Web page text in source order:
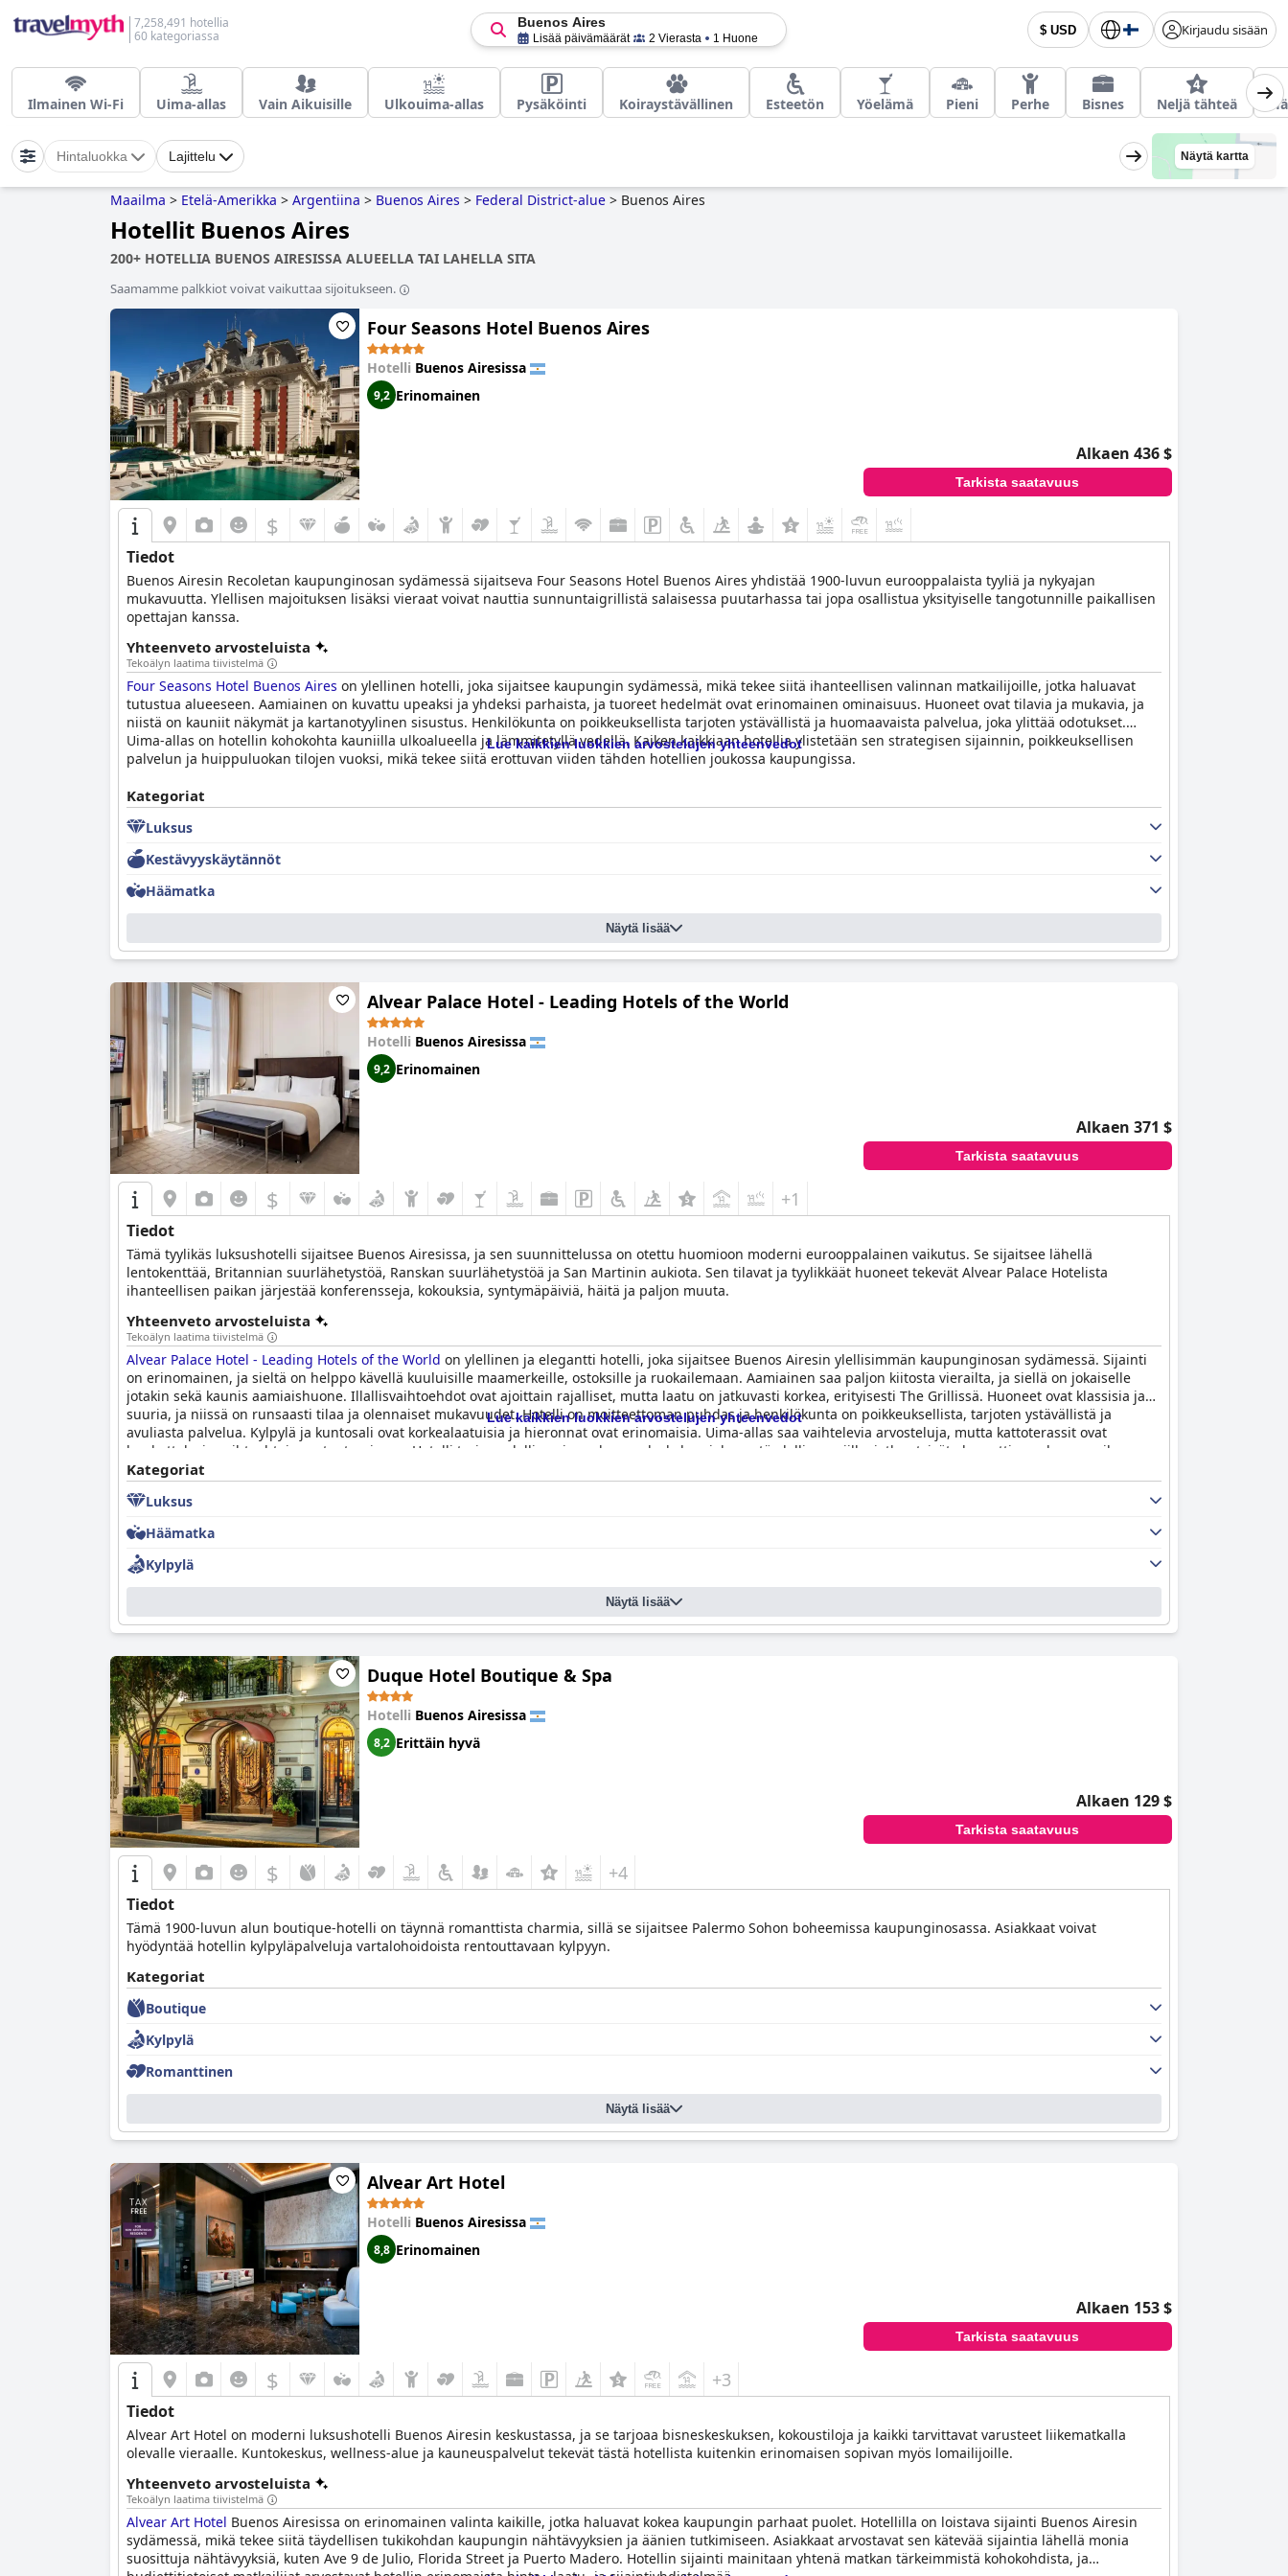
7,258,491 hotellia
60 kategoriassa
$ USD Kirjaudu sisään
Buenos Aires
Lisää päivämäärät 2 Vierasta 1 Huone
Ilmainen Wi-Fi Uima-allas Vain Aikuisille Ulkouima-allas Pysäköinti Koiraystävällinen Esteetön Yöelämä Pieni Perhe Bisnes Neljä tähteä
Hintaluokka Lajittelu Näytä kartta
Maailma > Etelä-Amerikka > Argentiina > Buenos Aires > Federal District-alue > Buenos Aires
Hotellit Buenos Aires
200+ HOTELLIA BUENOS AIRESISSA ALUEELLA TAI LAHELLA SITA
Saamamme palkkiot voivat vaikuttaa sijoitukseen.
Four Seasons Hotel Buenos Aires
Hotelli Buenos Airesissa
9,2 Erinomainen
Alkaen 436 $
Tarkista saatavuus
$
Tiedot
Buenos Airesin Recoletan kaupunginosan sydämessä sijaitseva Four Seasons Hotel Buenos Aires yhdistää 1900-luvun eurooppalaista tyyliä ja nykyajan
mukavuutta. Ylellisen majoituksen lisäksi vieraat voivat nauttia sunnuntaigrillistä salaisessa puutarhassa tai jopa osallistua yksityiselle tangotunnille paikallisen
opettajan kanssa.
Yhteenveto arvosteluista
Tekoälyn laatima tiivistelmä
Four Seasons Hotel Buenos Aires on ylellinen hotelli, joka sijaitsee kaupungin sydämessä, mikä tekee siitä ihanteellisen valinnan matkailijoille, jotka haluavat
tutustua alueeseen. Aamiainen on kuvattu upeaksi ja yhdeksi parhaista, ja tuoreet hedelmät ovat erinomainen ominaisuus. Huoneet ovat tilavia ja mukavia, ja
niistä on kauniit näkymät ja kartanotyylinen sisustus. Henkilökunta on poikkeuksellista tarjoten ystävällistä ja huomaavaista palvelua, joka ylittää odotukset.
Uima-allas on hotellin kohokohta kauniilla ulkoalueella ja lämmitetyllä vedellä. Kaiken kaikkiaan hotellia ylistetään sen strategisen sijainnin, poikkeuksellisen
palvelun ja huippuluokan tilojen vuoksi, mikä tekee siitä erottuvan viiden tähden hotellien joukossa kaupungissa.
Lue kaikkien luokkien arvostelujen yhteenvedot
Kategoriat
Luksus
Kestävyyskäytännöt
Häämatka
Näytä lisää
Alvear Palace Hotel - Leading Hotels of the World
Hotelli Buenos Airesissa
9,2 Erinomainen
Alkaen 371 $
Tarkista saatavuus
$ +1
Tiedot
Tämä tyylikäs luksushotelli sijaitsee Buenos Airesissa, ja sen suunnittelussa on otettu huomioon moderni eurooppalainen vaikutus. Se sijaitsee lähellä
lentokenttää, Britannian suurlähetystöä, Ranskan suurlähetystöä ja San Martinin aukiota. Sen tilavat ja tyylikkäät huoneet tekevät Alvear Palace Hotelista
ihanteellisen paikan järjestää konferensseja, kokouksia, syntymäpäiviä, häitä ja paljon muuta.
Yhteenveto arvosteluista
Tekoälyn laatima tiivistelmä
Alvear Palace Hotel - Leading Hotels of the World on ylellinen ja elegantti hotelli, joka sijaitsee Buenos Airesin ylellisimmän kaupunginosan sydämessä. Sijainti
on erinomainen, ja sieltä on helppo kävellä kuuluisille maamerkeille, ostoksille ja ruokailemaan. Aamiainen saa paljon kiitosta vierailta, ja siellä on jokaiselle
jotakin sekä kaunis aamiaishuone. Illallisvaihtoehdot ovat ajoittain rajalliset, mutta laatu on jatkuvasti korkea, erityisesti The Grillissä. Huoneet ovat klassisia ja
suuria, ja niissä on runsaasti tilaa ja olennaiset mukavuudet. Hotelli on moitteettoman puhdas ja henkilökunta on poikkeuksellista, tarjoten ystävällistä ja
avuliasta palvelua. Kylpylä ja kuntosali ovat korkealaatuisia ja hieronnat ovat erinomaisia. Uima-allas saa vaihtelevia arvosteluja, mutta kattoterassit ovat
houkuttelevia vaihtoehtoja rentoutumiseen. Hotelli tarjoaa ylellisen ja mukavan oleskelun, joka on täydellinen niille, jotka etsivät eleganttia vanhan maailman
tyylistä 5 tähden hotellikokemusta Buenos Airesissa.
Lue kaikkien luokkien arvostelujen yhteenvedot
Kategoriat
Luksus
Häämatka
Kylpylä
Näytä lisää
Duque Hotel Boutique & Spa
Hotelli Buenos Airesissa
8,2 Erittäin hyvä
Alkaen 129 $
Tarkista saatavuus
$ +4
Tiedot
Tämä 1900-luvun alun boutique-hotelli on täynnä romanttista charmia, sillä se sijaitsee Palermo Sohon boheemissa kaupunginosassa. Asiakkaat voivat
hyödyntää hotellin kylpyläpalveluja vartalohoidoista rentouttavaan kylpyyn.
Kategoriat
Boutique
Kylpylä
Romanttinen
Näytä lisää
Alvear Art Hotel
Hotelli Buenos Airesissa
8,8 Erinomainen
Alkaen 153 $
Tarkista saatavuus
$ +3
Tiedot
Alvear Art Hotel on moderni luksushotelli Buenos Airesin keskustassa, ja se tarjoaa bisneskeskuksen, kokoustiloja ja kaikki tarvittavat varusteet liikematkalla
olevalle vieraalle. Kuntokeskus, wellness-alue ja kauneuspalvelut tekevät tästä hotellista kuitenkin erinomaisen sopivan myös lomailijoille.
Yhteenveto arvosteluista
Tekoälyn laatima tiivistelmä
Alvear Art Hotel Buenos Airesissa on erinomainen valinta kaikille, jotka haluavat kokea kaupungin parhaat puolet. Hotellilla on loistava sijainti Buenos Airesin
sydämessä, mikä tekee siitä täydellisen tukikohdan kaupungin nähtävyyksien ja äänien tutkimiseen. Asiakkaat arvostavat sen kätevää sijaintia lähellä monia
suosittuja nähtävyyksiä, kuten Ave 9 de Julio, Florida Street ja Puerto Madero. Hotellin sijainti mainitaan yhtenä matkan tärkeimmistä kohokohdista, ja